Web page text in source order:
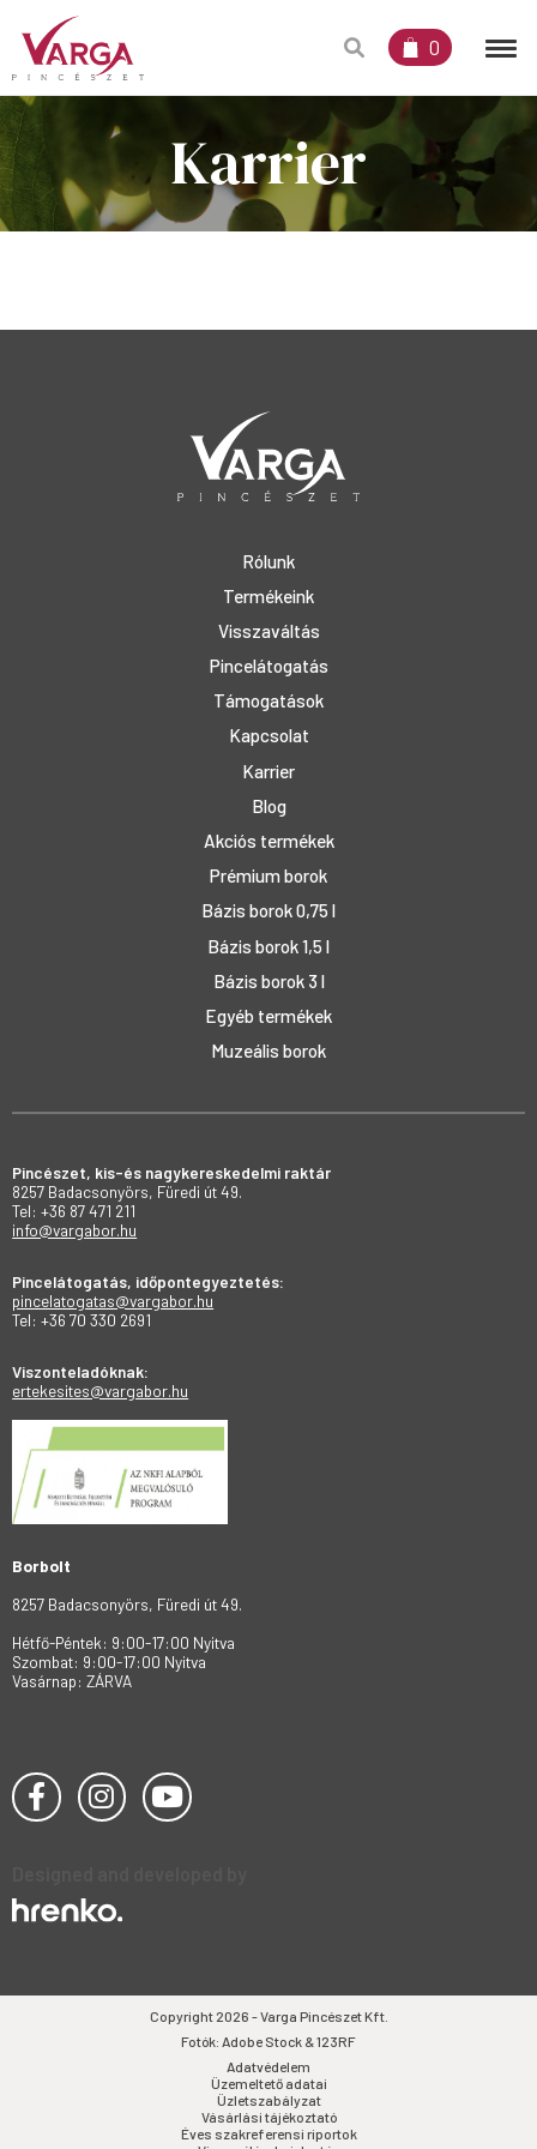
0
Karrier
Rólunk
Termékeink
Visszaváltás
Pincelátogatás
Támogatások
Kapcsolat
Karrier
Blog
Akciós termékek
Prémium borok
Bázis borok 0,75 l
Bázis borok 1,5 l
Bázis borok 3 l
Egyéb termékek
Muzeális borok
Pincészet, kis-és nagykereskedelmi raktár
8257 Badacsonyörs, Füredi út 49.
Tel: +36 87 471 211
info@vargabor.hu
Pincelátogatás, időpontegyeztetés:
pincelatogatas@vargabor.hu
Tel: +36 70 330 2691
Viszonteladóknak:
ertekesites@vargabor.hu
Borbolt
8257 Badacsonyörs, Füredi út 49.
Hétfő-Péntek: 9:00-17:00 Nyitva
Szombat: 9:00-17:00 Nyitva
Vasárnap: ZÁRVA
Copyright 2026 - Varga Pincészet Kft.
Fotók: Adobe Stock & 123RF
Adatvédelem
Üzemeltető adatai
Üzletszabályzat
Vásárlási tájékoztató
Éves szakreferensi riportok